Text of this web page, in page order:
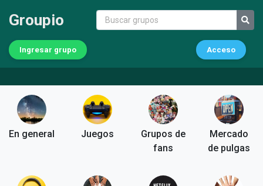
Groupio
Ingresar grupo Acceso
En general Juegos
Grupos de
fans
Mercado
de pulgas